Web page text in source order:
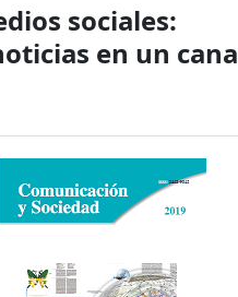
sociales:
en un